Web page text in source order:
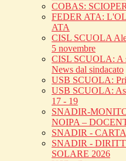
COBAS:
FEDER ATA:
ATA
CISL SCUOLA
5 novembre
CISL SCUOLA: A
News dal sindacato
USB SCUOLA:
USB SCUOLA:
17 - 19
SNADIR-
NOIPA –
SNADIR -
SNADIR -
SOLARE 2026